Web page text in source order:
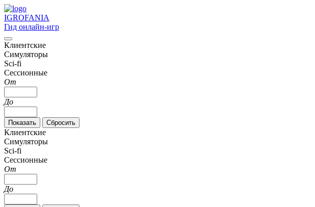
IGROFANIA
Гид онлайн-игр
Клиентские
Симуляторы
Sci-fi
Сессионные
От
До
Клиентские
Симуляторы
Sci-fi
Сессионные
От
До